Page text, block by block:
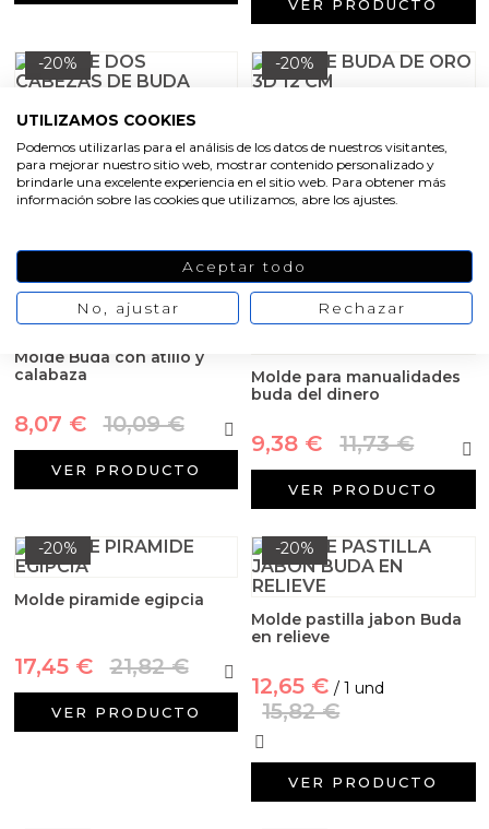
VER PRODUCTO
-20%
Buda gemelas 7,5 cm
16,15 € 20,18 €
VER PRODUCTO
-20%
20,73 € 25,91 €
Molde Buda con atillo y
calabaza
8,07 € 10,09 €
VER PRODUCTO
Molde para manualidades
buda del dinero
9,38 € 11,73 €
VER PRODUCTO
-20%
Molde piramide egipcia
17,45 € 21,82 €
VER PRODUCTO
-20%
Molde pastilla jabon Buda
en relieve
12,65 € / 1 und
15,82 €
VER PRODUCTO
Aceites y Mantecas
Aceites Esenciales
UTILIZAMOS COOKIES
Podemos utilizarlas para el análisis de los datos de nuestros visitantes,
para mejorar nuestro sitio web, mostrar contenido personalizado y
brindarle una excelente experiencia en el sitio web. Para obtener más
información sobre las cookies que utilizamos, abre los ajustes.
Aceptar todo
No, ajustar Rechazar